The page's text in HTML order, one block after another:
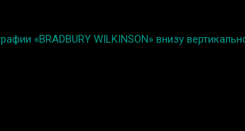
«BRADBURY WILKINSON» внизу